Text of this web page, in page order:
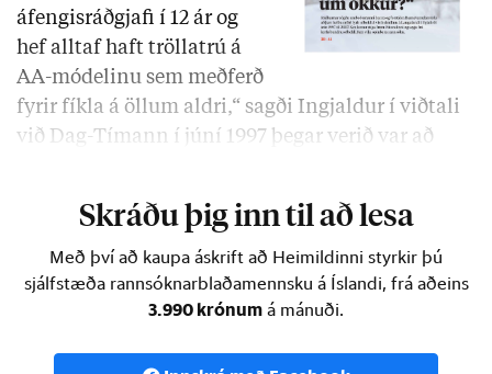
áfengisráðgjafi í 12 ár og
hef alltaf haft tröllatrú á
AA-módelinu sem meðferð
fyrir fíkla á öllum aldri,“ sagði Ingjaldur í viðtali
við Dag-Tímann í júní 1997 þegar verið var að
Skráðu þig inn til að lesa
Með því að kaupa áskrift að Heimildinni styrkir þú
sjálfstæða rannsóknarblaðamennsku á Íslandi, frá aðeins
3.990 krónum á mánuði.